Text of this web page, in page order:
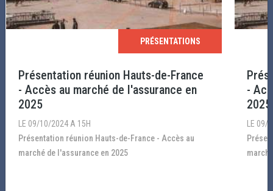
Guadeloupe gère le risque météo Dans le cadre de son soutien ...
PRÉSENTATIONS
Présentation réunion Hauts-de-France
- Accès au marché de l'assurance en
2025
LE 09/10/2024 A 15H
Présentation réunion Hauts-de-France - Accès au
marché de l'assurance en 2025
-
2025
LE 09/
Présentation réunion Hauts-de-France - Accès au